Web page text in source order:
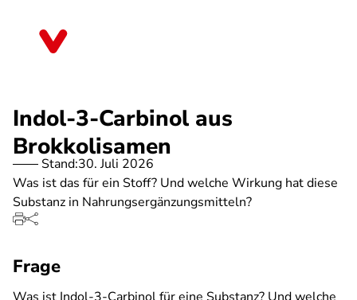
Indol-3-Carbinol aus
Brokkolisamen
Stand:30. Juli 2026
Was ist das für ein Stoff? Und welche Wirkung hat diese
Substanz in Nahrungsergänzungsmitteln?
Frage